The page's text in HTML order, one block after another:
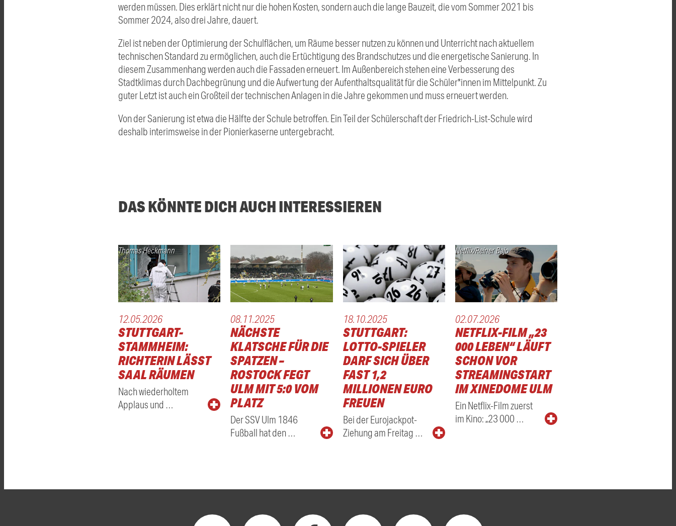
werden müssen. Dies erklärt nicht nur die hohen Kosten, sondern auch die lange Bauzeit, die vom Sommer 2021 bis
Sommer 2024, also drei Jahre, dauert.
Ziel ist neben der Optimierung der Schulflächen, um Räume besser nutzen zu können und Unterricht nach aktuellem
technischen Standard zu ermöglichen, auch die Ertüchtigung des Brandschutzes und die energetische Sanierung. In
diesem Zusammenhang werden auch die Fassaden erneuert. Im Außenbereich stehen eine Verbesserung des
Stadtklimas durch Dachbegrünung und die Aufwertung der Aufenthaltsqualität für die Schüler*innen im Mittelpunkt. Zu
guter Letzt ist auch ein Großteil der technischen Anlagen in die Jahre gekommen und muss erneuert werden.
Von der Sanierung ist etwa die Hälfte der Schule betroffen. Ein Teil der Schülerschaft der Friedrich-List-Schule wird
deshalb interimsweise in der Pionierkaserne untergebracht.
DAS KÖNNTE DICH AUCH INTERESSIEREN
Thomas Heckmann
12.05.2026
STUTTGART-
STAMMHEIM:
RICHTERIN LÄSST
SAAL RÄUMEN
Nach wiederholtem
Applaus und …
08.11.2025
NÄCHSTE
KLATSCHE FÜR DIE
SPATZEN –
ROSTOCK FEGT
ULM MIT 5:0 VOM
PLATZ
Der SSV Ulm 1846
Fußball hat den …
18.10.2025
STUTTGART:
LOTTO-SPIELER
DARF SICH ÜBER
FAST 1,2
MILLIONEN EURO
FREUEN
Bei der Eurojackpot-
Ziehung am Freitag …
Netflix/Reiner Bajo
02.07.2026
NETFLIX-FILM „23
000 LEBEN“ LÄUFT
SCHON VOR
STREAMINGSTART
IM XINEDOME ULM
Ein Netflix-Film zuerst
im Kino: „23 000 …